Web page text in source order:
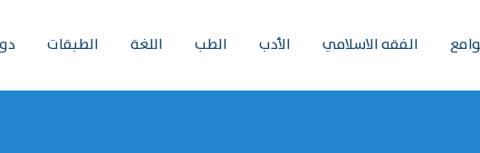
الفقه الاسلامي الأدب الطب اللغة الطبقات